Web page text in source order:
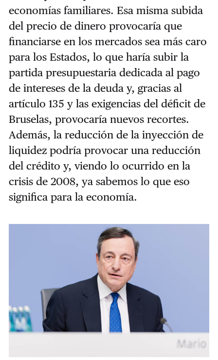
economías familiares. Esa misma subida
del precio de dinero provocaría que
financiarse en los mercados sea más caro
para los Estados, lo que haría subir la
partida presupuestaria dedicada al pago
de intereses de la deuda y, gracias al
artículo 135 y las exigencias del déficit de
Bruselas, provocaría nuevos recortes.
Además, la reducción de la inyección de
liquidez podría provocar una reducción
del crédito y, viendo lo ocurrido en la
crisis de 2008, ya sabemos lo que eso
significa para la economía.